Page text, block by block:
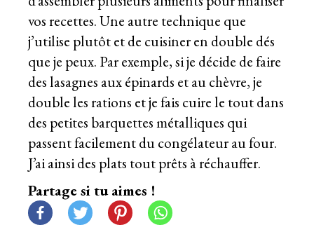
vos recettes. Une autre technique que
j’utilise plutôt et de cuisiner en double dés
que je peux. Par exemple, si je décide de faire
des lasagnes aux épinards et au chèvre, je
double les rations et je fais cuire le tout dans
des petites barquettes métalliques qui
passent facilement du congélateur au four.
J’ai ainsi des plats tout prêts à réchauffer.
Partage si tu aimes !